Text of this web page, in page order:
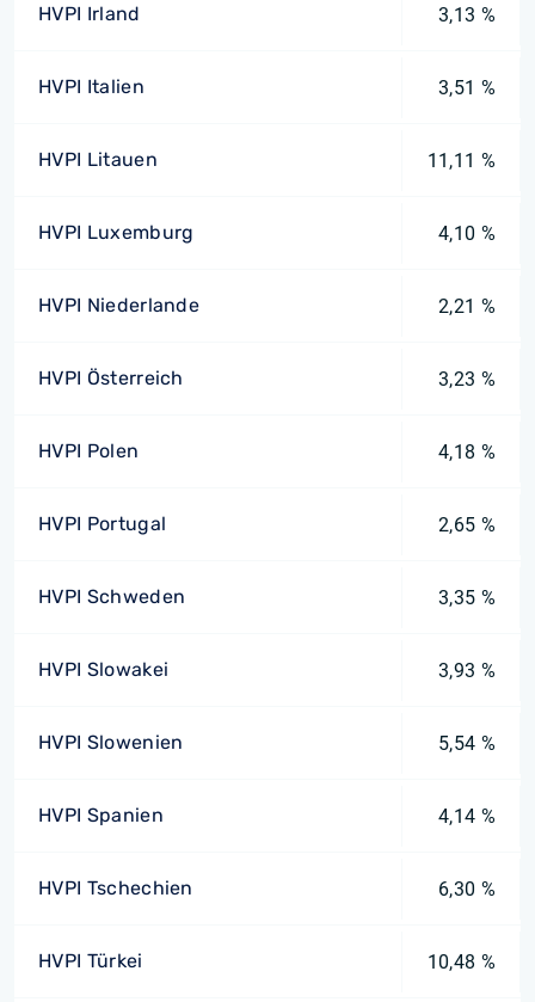
HVPI Irland 3,13 %
HVPI Italien 3,51 %
HVPI Litauen 11,11 %
HVPI Luxemburg 4,10 %
HVPI Niederlande 2,21 %
HVPI Österreich 3,23 %
HVPI Polen 4,18 %
HVPI Portugal 2,65 %
HVPI Schweden 3,35 %
HVPI Slowakei 3,93 %
HVPI Slowenien 5,54 %
HVPI Spanien 4,14 %
HVPI Tschechien 6,30 %
HVPI Türkei 10,48 %